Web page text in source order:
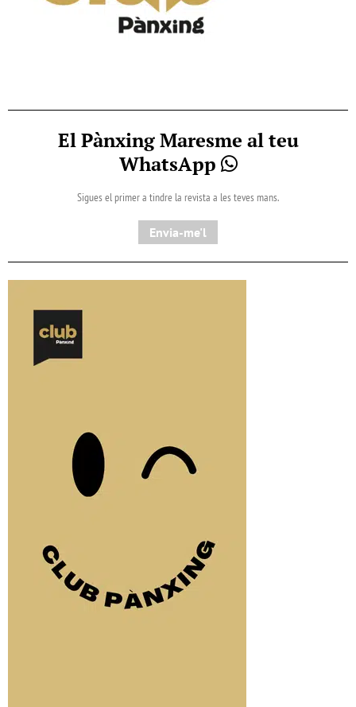
El Pànxing Maresme al teu
WhatsApp
Sigues el primer a tindre la revista a les teves mans.
Envia-me'l